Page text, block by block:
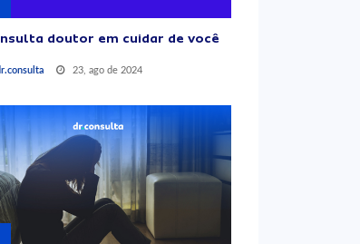
doutor em cuidar de você
23, ago de 2024